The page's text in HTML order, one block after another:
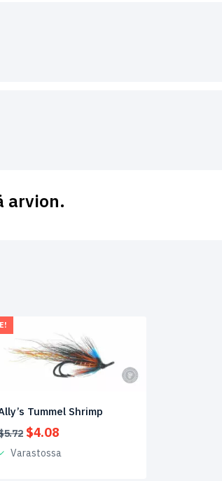
arvion.
Tummel Shrimp
5.72 Alkuperäinen
hinta
oli:
$4.08Nykyinen
on:
Varastossa